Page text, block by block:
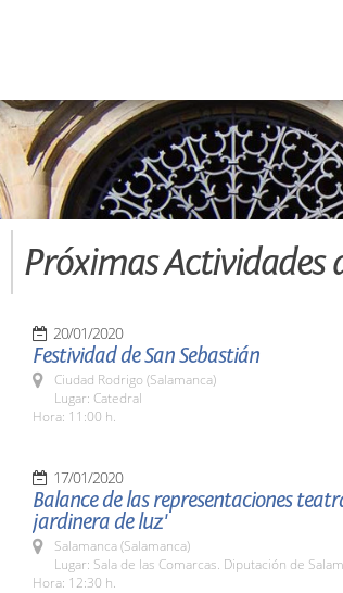
Próximas Actividades
20/01/2020
Festividad de San Sebastián
Ciudad Rodrigo (Salamanca)
Lugar: Catedral
Hora: 11:00 h.
17/01/2020
Balance de las representaciones
jardinera de luz'
Salamanca (Salamanca)
Lugar: Sala de las Comarcas. Diputación de
Hora: 12:30 h.